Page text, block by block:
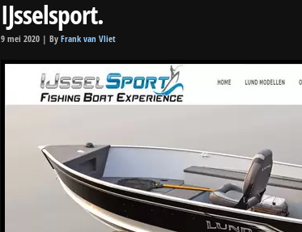
IJsselsport.
9 mei 2020 | By Frank van Vliet